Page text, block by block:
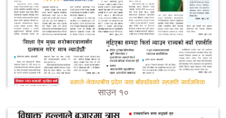
साउन १०